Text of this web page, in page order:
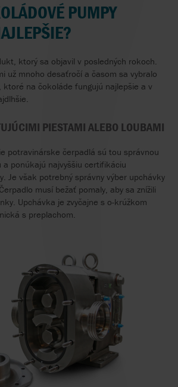
PUMPY
ktorý sa objavil v posledných rokoch.
už mnoho desaťročí a časom sa vybralo
na čokoláde fungujú najlepšie a v
PIESTAMI ALEBO LOUBAMI
potravinárske čerpadlá sú tou správnou
ponúkajú najvyššiu certifikáciu
Je však potrebný správny výber upchávky
musí bežať pomaly, aby sa znížili
Upchávka je zvyčajne s o-krúžkom
s preplachom.